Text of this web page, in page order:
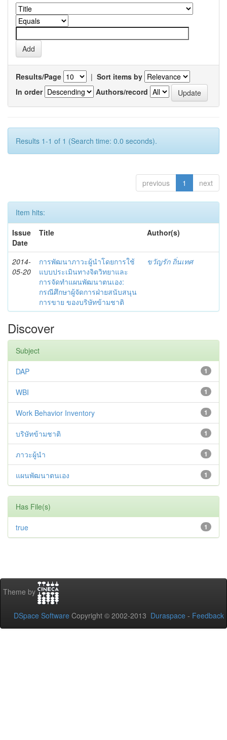
Results/Page | Sort items by
In order
Authors/record
Results 1-1 of 1 (Search time: 0.0 seconds).
previous 1 next
Item hits:
Issue
Date
Title Author(s)
2014-
05-20
การพัฒนาภาวะผู้นำโดยการใช้
แบบประเมินทางจิตวิทยาและ
การจัดทำแผนพัฒนาตนเอง:
กรณีศึกษาผู้จัดการฝ่ายสนับสนุน
การขาย ของบริษัทข้ามชาติ
ขวัญรัก ถิ่นเทศ
Discover
Subject
1
DAP
1
WBI
1
Work Behavior Inventory
1
บริษัทข้ามชาติ
1
ภาวะผู้นำ
1
แผนพัฒนาตนเอง
Has File(s)
1
true
Theme by
DSpace Software Copyright © 2002-2013 Duraspace - Feedback